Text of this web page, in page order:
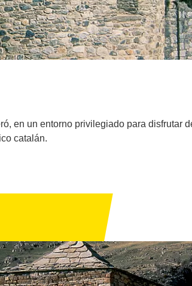
en un entorno privilegiado para disfrutar
catalán.